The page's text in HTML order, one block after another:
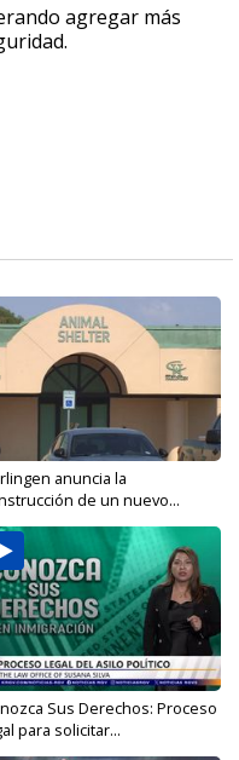
agregar más
anuncia la
de un nuevo...
Sus Derechos: Proceso
para solicitar...